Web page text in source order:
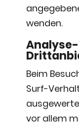
wenden.
Beim
Surf-
vor allem